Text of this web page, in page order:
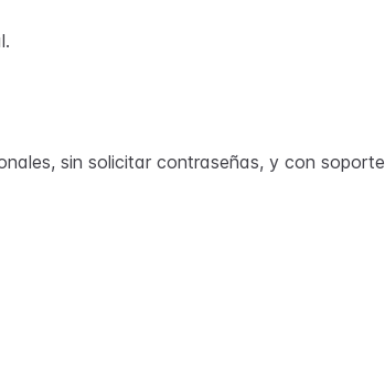
sin solicitar contraseñas, y con soporte